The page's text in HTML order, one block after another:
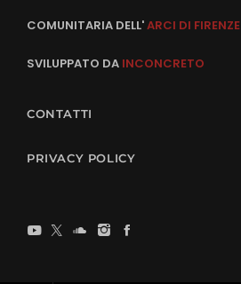
COMUNITARIA DELL'ARCI DI FIRENZE
SVILUPPATO DA INCONCRETO
CONTATTI
PRIVACY POLICY